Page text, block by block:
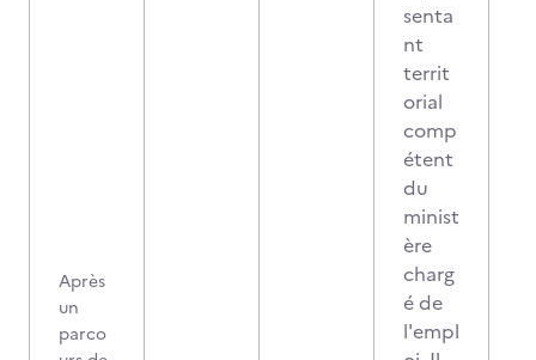
Après
un
parco
senta
nt
territ
orial
comp
étent
du
minist
ère
charg
é de
l'empl